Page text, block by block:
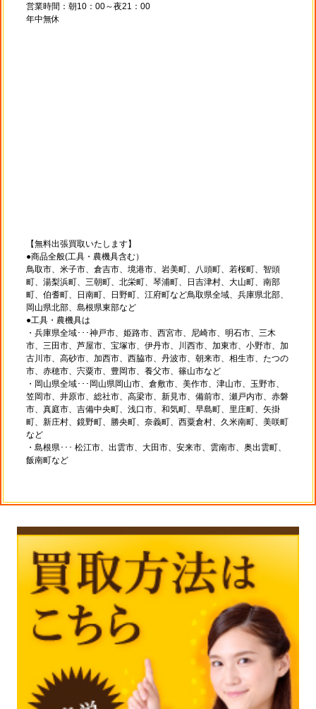
営業時間：朝10：00～夜21：00
年中無休
【無料出張買取いたします】
●商品全般(工具・農機具含む）
鳥取市、米子市、倉吉市、境港市、岩美町、八頭町、若桜町、智頭
町、湯梨浜町、三朝町、北栄町、琴浦町、日吉津村、大山町、南部
町、伯耆町、日南町、日野町、江府町など鳥取県全域、兵庫県北部、
岡山県北部、島根県東部など
●工具・農機具は
・兵庫県全域･･･神戸市、姫路市、西宮市、尼崎市、明石市、三木
市、三田市、芦屋市、宝塚市、伊丹市、川西市、加東市、小野市、加
古川市、高砂市、加西市、西脇市、丹波市、朝来市、相生市、たつの
市、赤穂市、宍粟市、豊岡市、養父市、篠山市など
・岡山県全域･･･岡山県岡山市、倉敷市、美作市、津山市、玉野市、
笠岡市、井原市、総社市、高梁市、新見市、備前市、瀬戸内市、赤磐
市、真庭市、吉備中央町、浅口市、和気町、早島町、里庄町、矢掛
町、新庄村、鏡野町、勝央町、奈義町、西粟倉村、久米南町、美咲町
など
・島根県･･･ 松江市、出雲市、大田市、安来市、雲南市、奥出雲町、
飯南町など